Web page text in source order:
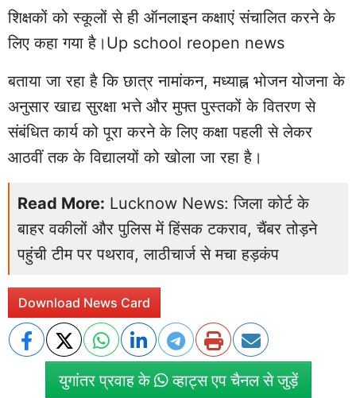
शिक्षकों को स्कूलों से ही ऑनलाइन कक्षाएं संचालित करने के
लिए कहा गया है।Up school reopen news
बताया जा रहा है कि छात्र नामांकन, मध्याह्न भोजन योजना के
अनुसार खाद्य सुरक्षा भत्ते और मुफ्त पुस्तकों के वितरण से
संबंधित कार्य को पूरा करने के लिए कक्षा पहली से लेकर
आठवीं तक के विद्यालयों को खोला जा रहा है।
Read More: Lucknow News: जिला कोर्ट के
बाहर वकीलों और पुलिस में हिंसक टकराव, चैंबर तोड़ने
पहुंची टीम पर पथराव, लाठीचार्ज से मचा हड़कंप
Download News Card
युगांतर प्रवाह के व्हाट्स एप चैनल से जुड़ें